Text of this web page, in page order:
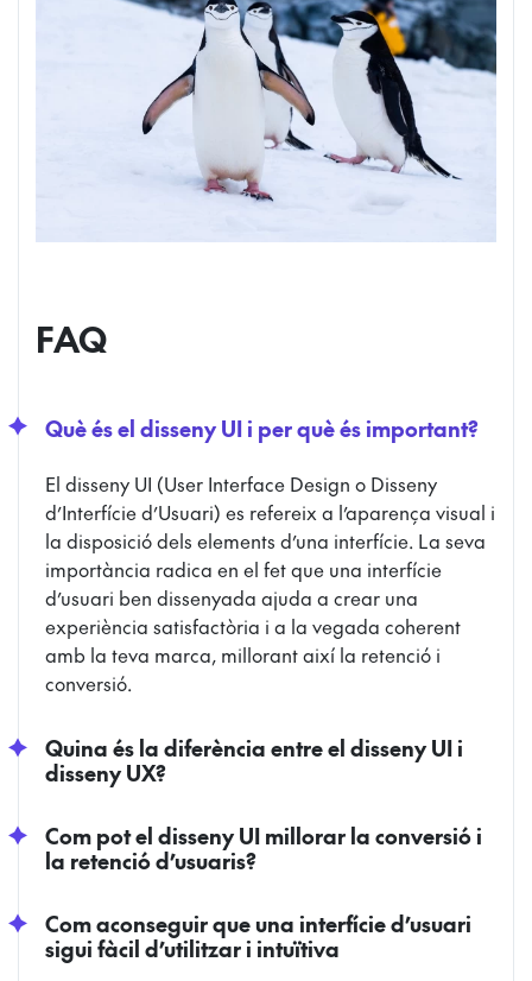
FAQ
Què és el disseny UI i per què és important?
El disseny UI (User Interface Design o Disseny
d’Interfície d’Usuari) es refereix a l’aparença visual i
la disposició dels elements d’una interfície. La seva
importància radica en el fet que una interfície
d’usuari ben dissenyada ajuda a crear una
experiència satisfactòria i a la vegada coherent
amb la teva marca, millorant així la retenció i
conversió.
Quina és la diferència entre el disseny UI i
disseny UX?
Com pot el disseny UI millorar la conversió i
la retenció d’usuaris?
Com aconseguir que una interfície d’usuari
sigui fàcil d’utilitzar i intuïtiva